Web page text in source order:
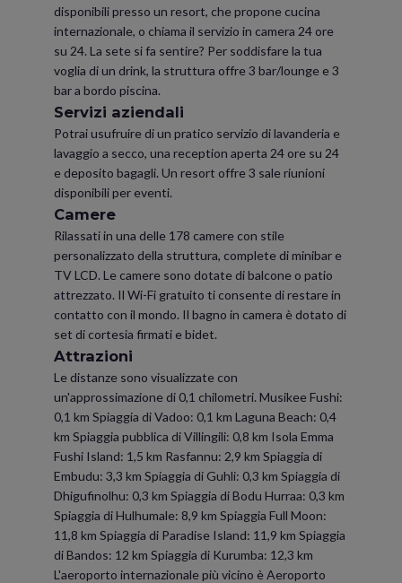
disponibili presso un resort, che propone cucina
internazionale, o chiama il servizio in camera 24 ore
su 24. La sete si fa sentire? Per soddisfare la tua
voglia di un drink, la struttura offre 3 bar/lounge e 3
bar a bordo piscina.
Servizi aziendali
Potrai usufruire di un pratico servizio di lavanderia e
lavaggio a secco, una reception aperta 24 ore su 24
e deposito bagagli. Un resort offre 3 sale riunioni
disponibili per eventi.
Camere
Rilassati in una delle 178 camere con stile
personalizzato della struttura, complete di minibar e
TV LCD. Le camere sono dotate di balcone o patio
attrezzato. Il Wi-Fi gratuito ti consente di restare in
contatto con il mondo. Il bagno in camera è dotato di
set di cortesia firmati e bidet.
Attrazioni
Le distanze sono visualizzate con
un'approssimazione di 0,1 chilometri. Musikee Fushi:
0,1 km Spiaggia di Vadoo: 0,1 km Laguna Beach: 0,4
km Spiaggia pubblica di Villingili: 0,8 km Isola Emma
Fushi Island: 1,5 km Rasfannu: 2,9 km Spiaggia di
Embudu: 3,3 km Spiaggia di Guhli: 0,3 km Spiaggia di
Dhigufinolhu: 0,3 km Spiaggia di Bodu Hurraa: 0,3 km
Spiaggia di Hulhumale: 8,9 km Spiaggia Full Moon:
11,8 km Spiaggia di Paradise Island: 11,9 km Spiaggia
di Bandos: 12 km Spiaggia di Kurumba: 12,3 km
L'aeroporto internazionale più vicino è Aeroporto